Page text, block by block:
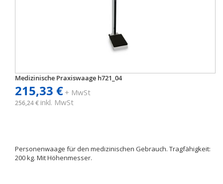
Medizinische Praxiswaage h721_04
215,33 €+ MwSt
256,24 € inkl. MwSt
Personenwaage für den medizinischen Gebrauch. Tragfähigkeit:
200 kg. Mit Höhenmesser.